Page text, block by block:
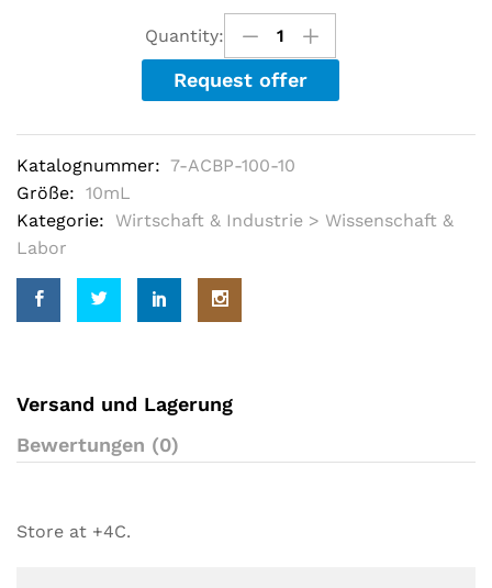
o
u
t
o
f
5
a
e
n
s
t
o
m
a
t
g
Quantity:
Request offer
Katalognummer: 7-ACBP-100-10
Größe: 10mL
Kategorie:
Wirtschaft & Industrie > Wissenschaft &
Labor
Versand und Lagerung
Bewertungen (0)
Store at +4C.